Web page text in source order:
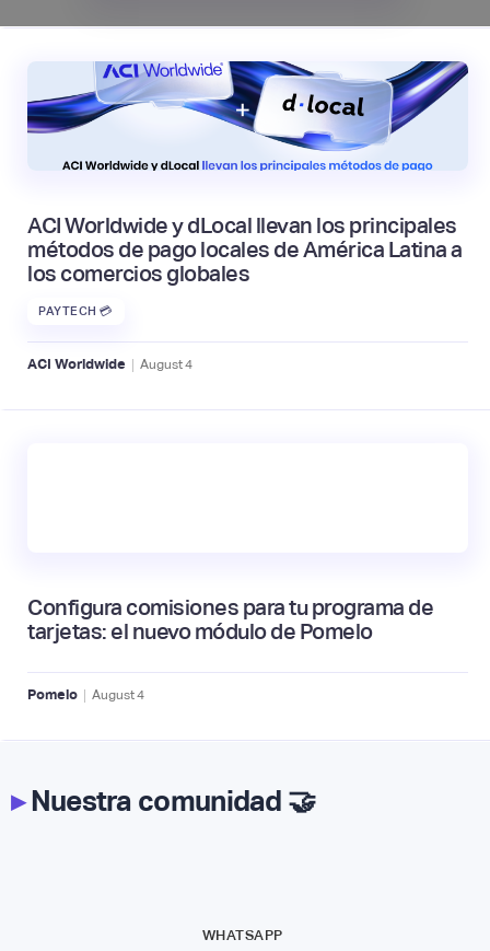
ACI Worldwide y dLocal llevan los principales
métodos de pago locales de América Latina a
los comercios globales
PAYTECH 💳
ACI Worldwide | August4
Configura comisiones para tu programa de
tarjetas: el nuevo módulo de Pomelo
Pomelo | August4
▸Nuestra comunidad 🤝
WHATSAPP